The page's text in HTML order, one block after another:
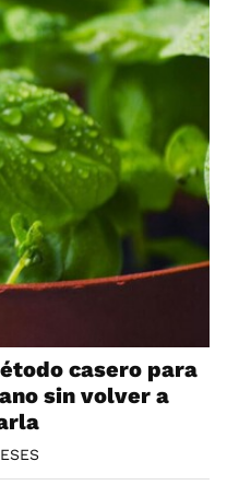
casero para
sin volver a